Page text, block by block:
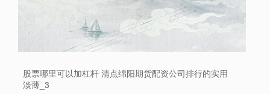
股票哪里可以加杠杆 清点绵阳期货配资公司排行的实用
淡薄_3